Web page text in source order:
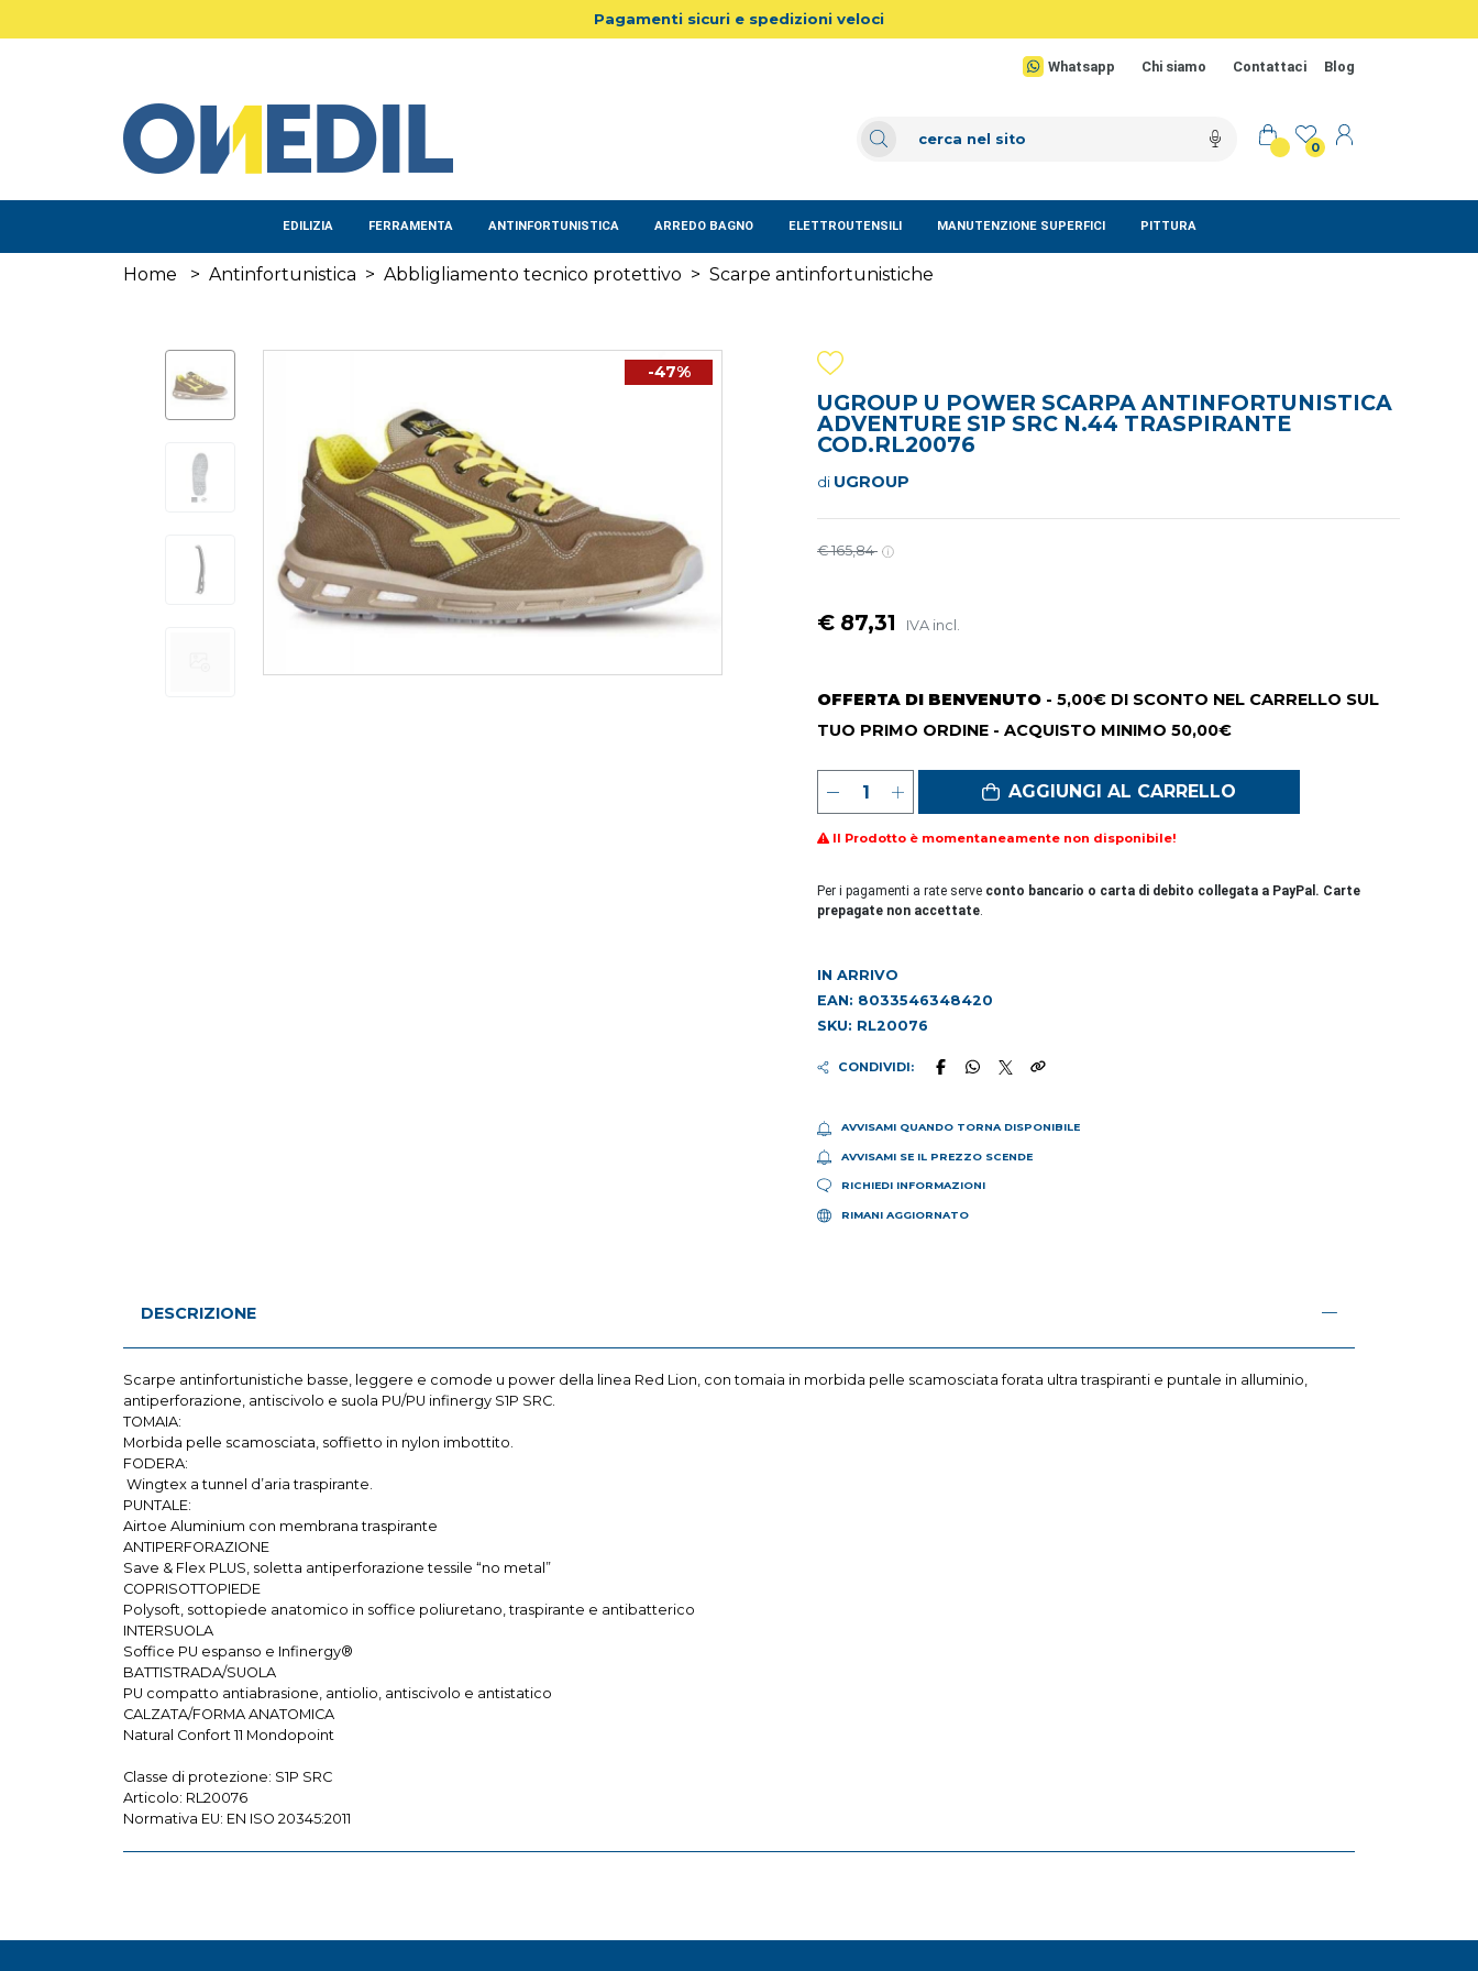
Pagamenti sicuri e spedizioni veloci
Whatsapp Chi siamo Contattaci Blog
0
EDILIZIA FERRAMENTA ANTINFORTUNISTICA ARREDO BAGNO ELETTROUTENSILI MANUTENZIONE SUPERFICI PITTURA
Home > Antinfortunistica > Abbligliamento tecnico protettivo > Scarpe antinfortunistiche
-47%
UGROUP U POWER SCARPA ANTINFORTUNISTICA
ADVENTURE S1P SRC N.44 TRASPIRANTE
COD.RL20076
di UGROUP
€ 165,84
€ 87,31 IVA incl.
OFFERTA DI BENVENUTO - 5,00€ DI SCONTO NEL CARRELLO SUL
TUO PRIMO ORDINE - ACQUISTO MINIMO 50,00€
AGGIUNGI AL CARRELLO
Il Prodotto è momentaneamente non disponibile!
Per i pagamenti a rate serve conto bancario o carta di debito collegata a PayPal. Carte
prepagate non accettate.
IN ARRIVO
EAN: 8033546348420
SKU: RL20076
CONDIVIDI:
AVVISAMI QUANDO TORNA DISPONIBILE
AVVISAMI SE IL PREZZO SCENDE
RICHIEDI INFORMAZIONI
RIMANI AGGIORNATO
DESCRIZIONE
Scarpe antinfortunistiche basse, leggere e comode u power della linea Red Lion, con tomaia in morbida pelle scamosciata forata ultra traspiranti e puntale in alluminio,
antiperforazione, antiscivolo e suola PU/PU infinergy S1P SRC.
TOMAIA:
Morbida pelle scamosciata, soffietto in nylon imbottito.
FODERA:
Wingtex a tunnel d’aria traspirante.
PUNTALE:
Airtoe Aluminium con membrana traspirante
ANTIPERFORAZIONE
Save & Flex PLUS, soletta antiperforazione tessile “no metal”
COPRISOTTOPIEDE
Polysoft, sottopiede anatomico in soffice poliuretano, traspirante e antibatterico
INTERSUOLA
Soffice PU espanso e Infinergy®
BATTISTRADA/SUOLA
PU compatto antiabrasione, antiolio, antiscivolo e antistatico
CALZATA/FORMA ANATOMICA
Natural Confort 11 Mondopoint
Classe di protezione: S1P SRC
Articolo: RL20076
Normativa EU: EN ISO 20345:2011